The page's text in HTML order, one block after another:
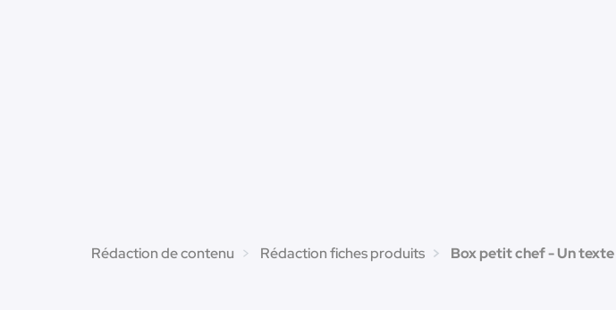
Rédaction de contenu Rédaction fiches produits Box petit chef - Un texte